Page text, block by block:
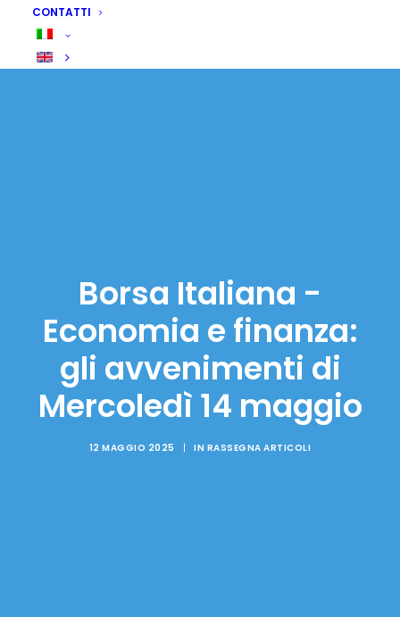
CONTATTI
Borsa Italiana -
Economia e finanza:
gli avvenimenti di
Mercoledì 14 maggio
12 MAGGIO 2025 | IN RASSEGNA ARTICOLI